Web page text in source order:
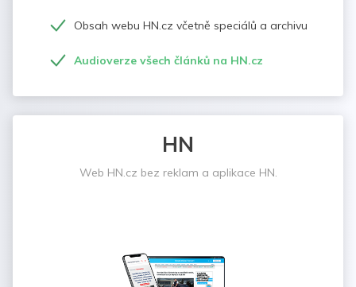
Obsah webu HN.cz včetně speciálů a archivu
Audioverze všech článků na HN.cz
HN
Web HN.cz bez reklam a aplikace HN.